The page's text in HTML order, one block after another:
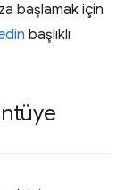
başlamak için
başlıklı